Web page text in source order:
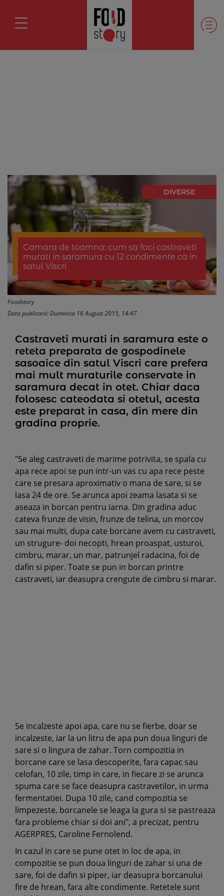
DIVERSE
Camara de toamna: cum sa faci castraveti
murati in saramura cu 12 condimente ca in
satul Viscri
Foodstory
Data publicarii: Duminica 16 August 2015, 14:47
Castraveti murati in saramura este o
reteta preparata de gospodinele
sasoaice din satul Viscri care prefera
mai mult muraturile conservate in
saramura decat in otet. Chiar daca
folosesc cateodata si otetul, acesta
este preparat in casa, din mere din
gradina proprie.
"Se aleg castraveti de marime potrivita, se spala cu
apa rece apoi se pun intr-un vas cu apa rece peste
care se presara aproximativ o mana de sare, si se
lasa 24 de ore. Se arunca apoi zeama lasata si se
aseaza in borcan pentru iarna. Din gradina aduc
cateva frunze de visin, frunze de telina, un morcov
sau mai multi, dupa cate borcane avem cu castraveti,
un strugure- doi necopti, hrean proaspat, usturoi,
cimbru, marar, un mar, patrunjel radacina, foi de
dafin si piper. Toate se pun in borcan printre
castraveti, iar deasupra crengute de cimbru si marar.
Se incalzeste apoi apa, care nu se fierbe, doar se
incalzeste, iar la un litru de apa pun doua linguri de
sare si o lingura de zahar. Torn compozitia in
borcane care se lasa descoperite, fara capac sau
celofan, 10 zile, timp in care, in fiecare zi se arunca
spuma care se face deasupra castravetilor, in urma
fermentatiei. Dupa 10 zile, cand compozitia se
limpezeste, borcanele se leaga la gura si se pastreaza
fara probleme chiar si doi ani", a precizat, pentru
AGERPRES, Caroline Fernolend.
In cazul in care se pune otet in loc de apa, in
compozitie se pun doua linguri de zahar si una de
sare, foi de dafin si piper, iar deasupra borcanului
fire de hrean, fara alte condimente. Retetele sunt